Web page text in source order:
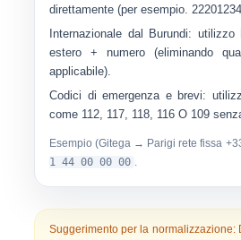
direttamente (per esempio.22201234
Internazionale dal Burundi: utilizzo
estero + numero (eliminando
applicabile).
Codici di emergenza e brevi:
come 112, 117, 118, 116 O 109
Esempio (Gitega → Parigi rete fissa
1 44 00 00 00 .
Suggerimento per la normalizzazione: